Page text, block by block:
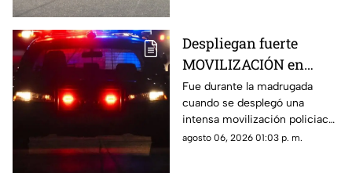
Despliegan fuerte
MOVILIZACIÓN en
Progreso tras
PELIGROSO
HALLAZGO; esto
encontraron
Fue durante la madrugada
cuando se desplegó una
intensa movilización policiaca
en Progreso, luego de
agosto 06, 2026 01:03 p. m.